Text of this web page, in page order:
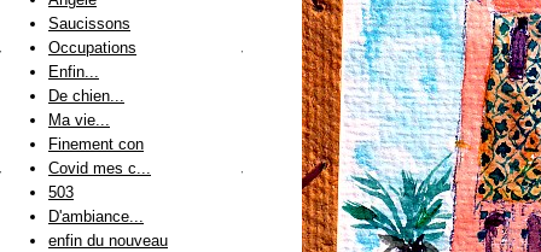
Saucissons
Occupations
Enfin...
De chien...
Ma vie...
Finement con
Covid mes c...
503
D'ambiance...
enfin du nouveau